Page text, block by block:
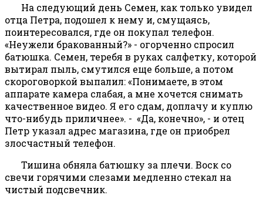
На следующий день Семен, как только увидел
отца Петра, подошел к нему и, смущаясь,
поинтересовался, где он покупал телефон.
«Неужели бракованный?» - огорченно спросил
батюшка. Семен, теребя в руках салфетку, которой
вытирал пыль, смутился еще больше, а потом
скороговоркой выпалил: «Понимаете, в этом
аппарате камера слабая, а мне хочется снимать
качественное видео. Я его сдам, доплачу и куплю
что-нибудь приличнее». - «Да, конечно», - и отец
Петр указал адрес магазина, где он приобрел
злосчастный телефон.
Тишина обняла батюшку за плечи. Воск со
свечи горячими слезами медленно стекал на
чистый подсвечник.